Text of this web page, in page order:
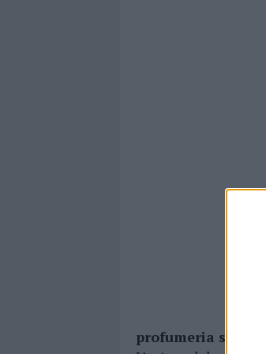
profumeria sita